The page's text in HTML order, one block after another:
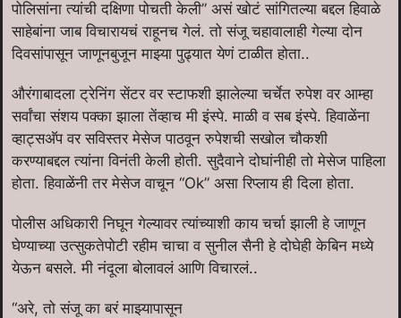
पोलिसांना त्यांची दक्षिणा पोचती केली” असं खोटं सांगितल्या बद्दल हिवाळे
साहेबांना जाब विचारायचं राहूनच गेलं. तो संजू चहावालाही गेल्या दोन
दिवसांपासून जाणूनबुजून माझ्या पुढ्यात येणं टाळीत होता..
औरंगाबादला ट्रेनिंग सेंटर वर स्टाफशी झालेल्या चर्चेत रुपेश वर आम्हा
सर्वांचा संशय पक्का झाला तेंव्हाच मी इंस्पे. माळी व सब इंस्पे. हिवाळेंना
व्हाट्सअ‍ॅप वर सविस्तर मेसेज पाठवून रुपेशची सखोल चौकशी
करण्याबद्दल त्यांना विनंती केली होती. सुदैवाने दोघांनीही तो मेसेज पाहिला
होता. हिवाळेंनी तर मेसेज वाचून “Ok” असा रिप्लाय ही दिला होता.
पोलीस अधिकारी निघून गेल्यावर त्यांच्याशी काय चर्चा झाली हे जाणून
घेण्याच्या उत्सुकतेपोटी रहीम चाचा व सुनील सैनी हे दोघेही केबिन मध्ये
येऊन बसले. मी नंदूला बोलावलं आणि विचारलं..
“अरे, तो संजू का बरं माझ्यापासून